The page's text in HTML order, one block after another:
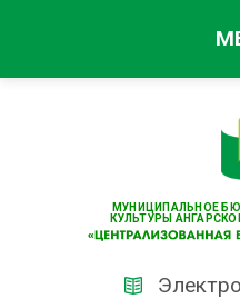
МУНИЦИПАЛЬНОЕ
КУЛЬТУРЫ